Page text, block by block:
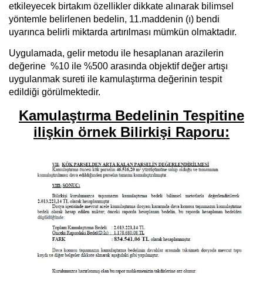
etkileyecek birtakım özellikler dikkate alınarak bilimsel
yöntemle belirlenen bedelin, 11.maddenin (ı) bendi
uyarınca belirli miktarda artırılması mümkün olmaktadır.
Uygulamada, gelir metodu ile hesaplanan arazilerin
değerine %10 ile %500 arasında objektif değer artışı
uygulanmak sureti ile kamulaştırma değerinin tespit
edildiği görülmektedir.
Kamulaştırma Bedelinin Tespitine
ilişkin örnek Bilirkişi Raporu: